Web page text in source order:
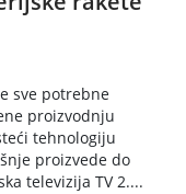
sve potrebne
proizvodnju
tehnologiju
proizvede do
televizija TV 2....